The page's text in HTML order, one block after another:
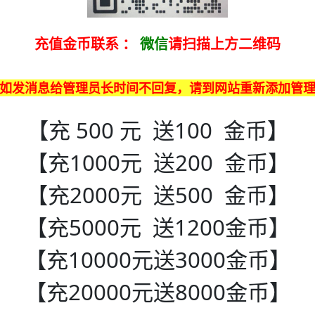
充值金币联系 ： 微信请扫描上方二维码
发消息给管理员长时间不回复，请到网站重新添加管理
【充 500 元 送100 金币】
【充1000元 送200 金币】
【充2000元 送500 金币】
【充5000元 送1200金币】
【充10000元送3000金币】
【充20000元送8000金币】